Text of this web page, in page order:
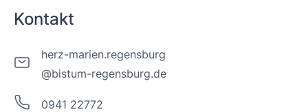
Kontakt
herz-marien.regensburg
@bistum-regensburg.de
0941 22772